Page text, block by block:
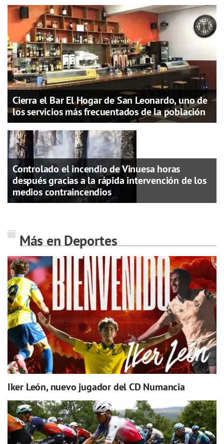
Cierra el Bar El Hogar de San Leonardo, uno de
los servicios más frecuentados de la población
Controlado el incendio de Vinuesa horas
después gracias a la rápida intervención de los
medios contraincendios
Más en Deportes
Iker León, nuevo jugador del CD Numancia